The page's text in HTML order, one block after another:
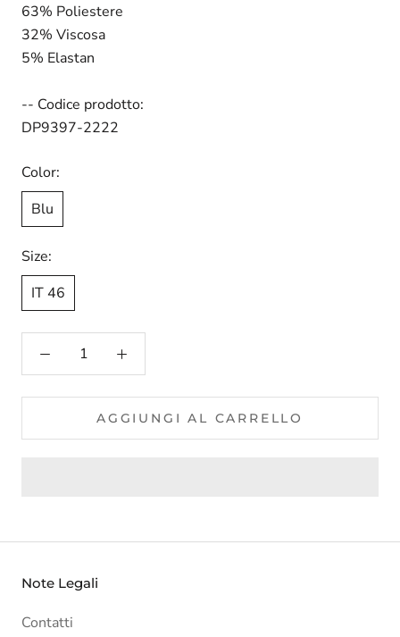
63% Poliestere
32% Viscosa
5% Elastan
-- Codice prodotto:
DP9397-2222
Color:
Blu
Size:
IT 46
AGGIUNGI AL CARRELLO
Note Legali
Contatti